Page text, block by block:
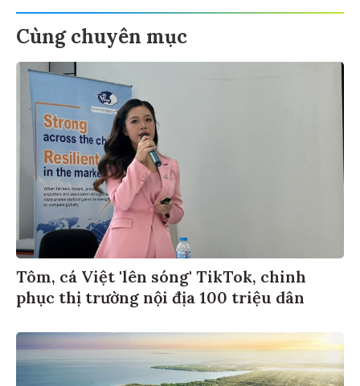
Cùng chuyên mục
Tôm, cá Việt 'lên sóng' TikTok, chinh
phục thị trường nội địa 100 triệu dân